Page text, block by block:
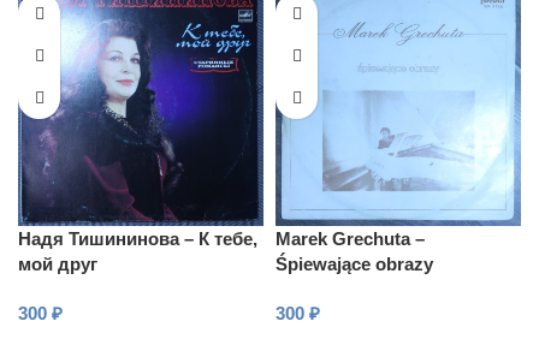
Надя Тишининова – К тебе,
мой друг
300 ₽
Marek Grechuta –
Śpiewające obrazy
300 ₽